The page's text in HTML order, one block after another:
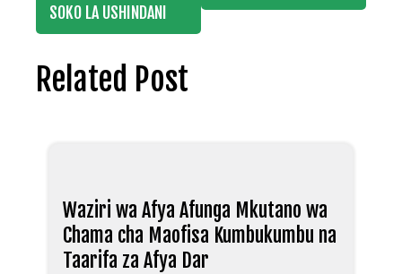
SOKO LA USHINDANI
Related Post
Waziri wa Afya Afunga Mkutano wa
Chama cha Maofisa Kumbukumbu na
Taarifa za Afya Dar